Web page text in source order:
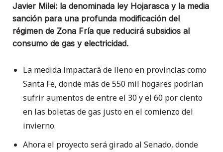
Javier Milei: la denominada ley Hojarasca y la media
sanción para una profunda modificación del
régimen de Zona Fría que reducirá subsidios al
consumo de gas y electricidad.
La medida impactará de lleno en provincias como
Santa Fe, donde más de 550 mil hogares podrían
sufrir aumentos de entre el 30 y el 60 por ciento
en las boletas de gas justo en el comienzo del
invierno.
Ahora el proyecto será girado al Senado, donde